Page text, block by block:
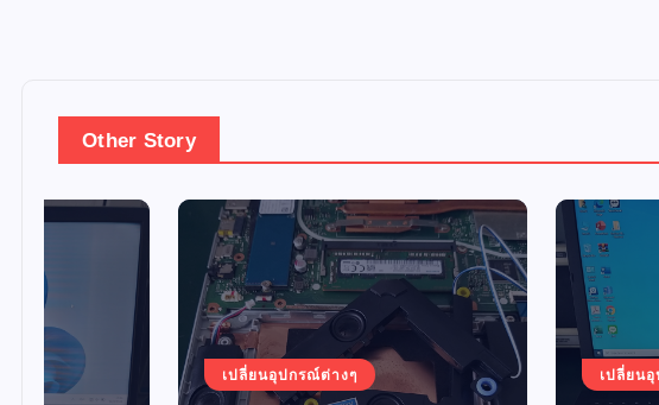
Other Story
เปลี่ยนอุปกรณ์ต่างๆ เปลี่ยนอุปกรณ์ต่างๆ